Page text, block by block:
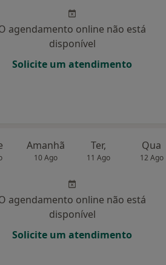
agendamento online não está
disponível
Solicite um atendimento
Amanhã
10 Ago
Ter,
11 Ago
Qua
12 Ago
agendamento online não está
disponível
Solicite um atendimento